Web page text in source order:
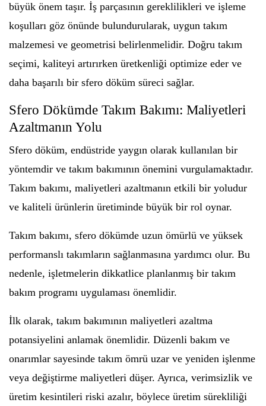
büyük önem taşır. İş parçasının gereklilikleri ve işleme
koşulları göz önünde bulundurularak, uygun takım
malzemesi ve geometrisi belirlenmelidir. Doğru takım
seçimi, kaliteyi artırırken üretkenliği optimize eder ve
daha başarılı bir sfero döküm süreci sağlar.
Sfero Dökümde Takım Bakımı: Maliyetleri
Azaltmanın Yolu
Sfero döküm, endüstride yaygın olarak kullanılan bir
yöntemdir ve takım bakımının önemini vurgulamaktadır.
Takım bakımı, maliyetleri azaltmanın etkili bir yoludur
ve kaliteli ürünlerin üretiminde büyük bir rol oynar.
Takım bakımı, sfero dökümde uzun ömürlü ve yüksek
performanslı takımların sağlanmasına yardımcı olur. Bu
nedenle, işletmelerin dikkatlice planlanmış bir takım
bakım programı uygulaması önemlidir.
İlk olarak, takım bakımının maliyetleri azaltma
potansiyelini anlamak önemlidir. Düzenli bakım ve
onarımlar sayesinde takım ömrü uzar ve yeniden işlenme
veya değiştirme maliyetleri düşer. Ayrıca, verimsizlik ve
üretim kesintileri riski azalır, böylece üretim sürekliliği